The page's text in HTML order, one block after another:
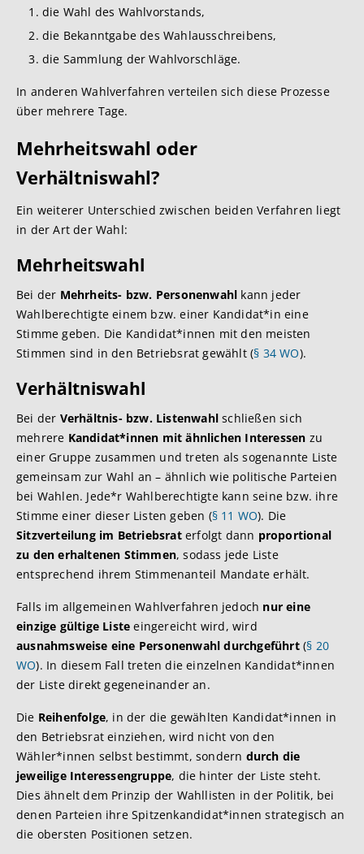
die Wahl des Wahlvorstands,
die Bekanntgabe des Wahlausschreibens,
die Sammlung der Wahlvorschläge.
In anderen Wahlverfahren verteilen sich diese Prozesse
über mehrere Tage.
Mehrheitswahl oder
Verhältniswahl?
Ein weiterer Unterschied zwischen beiden Verfahren liegt
in der Art der Wahl:
Mehrheitswahl
Bei der Mehrheits- bzw. Personenwahl kann jeder
Wahlberechtigte einem bzw. einer Kandidat*in eine
Stimme geben. Die Kandidat*innen mit den meisten
Stimmen sind in den Betriebsrat gewählt (§ 34 WO).
Verhältniswahl
Bei der Verhältnis- bzw. Listenwahl schließen sich
mehrere Kandidat*innen mit ähnlichen Interessen zu
einer Gruppe zusammen und treten als sogenannte Liste
gemeinsam zur Wahl an – ähnlich wie politische Parteien
bei Wahlen. Jede*r Wahlberechtigte kann seine bzw. ihre
Stimme einer dieser Listen geben (§ 11 WO). Die
Sitzverteilung im Betriebsraterfolgt dann proportional
zu den erhaltenen Stimmen, sodass jede Liste
entsprechend ihrem Stimmenanteil Mandate erhält.
Falls im allgemeinen Wahlverfahren jedoch nur eine
einzige gültige Liste eingereicht wird, wird
ausnahmsweise eine Personenwahl durchgeführt(§ 20
WO). In diesem Fall treten die einzelnen Kandidat*innen
der Liste direkt gegeneinander an.
Die Reihenfolge, in der die gewählten Kandidat*innen in
den Betriebsrat einziehen, wird nicht von den
Wähler*innen selbst bestimmt, sondern durch die
jeweilige Interessengruppe, die hinter der Liste steht.
Dies ähnelt dem Prinzip der Wahllisten in der Politik, bei
denen Parteien ihre Spitzenkandidat*innen strategisch an
die obersten Positionen setzen.